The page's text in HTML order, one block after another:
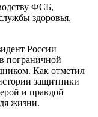
ФСБ,
здоровья,
России
пограничной
Как отметил
защитники
и правдой
жизни.